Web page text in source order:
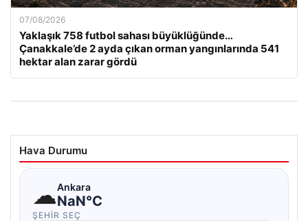
07/08/2026
Yaklaşık 758 futbol sahası büyüklüğünde…
Çanakkale’de 2 ayda çıkan orman yangınlarında 541
hektar alan zarar gördü
Hava Durumu
☁Ankara
NaN°C
ŞEHIR SEÇ